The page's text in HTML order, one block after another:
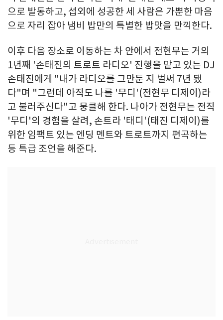
으로 발동하고, 섭외에 성공한 세 사람은 가뿐한 마음
으로 자리 잡아 냄비 밥만의 특별한 밥맛을 만끽한다.
이후 다음 장소로 이동하는 차 안에서 전현무는 거의
1년째 '손태진의 트로트 라디오' 진행을 맡고 있는 DJ
손태진에게 "내가 라디오를 그만둔 지 벌써 7년 됐
다"며 "그런데 아직도 나를 '무디'(전현무 디제이)라
고 불러주신다"고 뭉클해 한다. 나아가 전현무는 전직
'무디'의 경험을 살려, 손트라 '태디'(태진 디제이)를
위한 임팩트 있는 엔딩 멘트와 트로트까지 편곡하는
등 특급 조언을 해준다.